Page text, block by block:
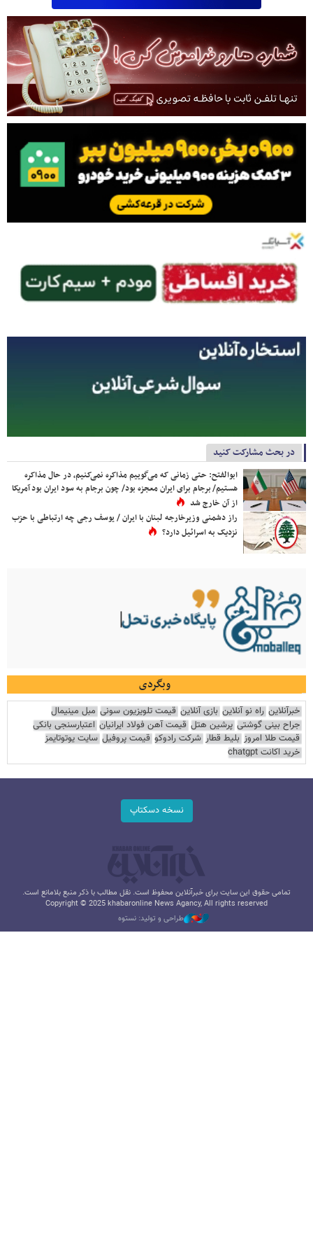
در بحث مشارکت کنید
ابوالفتح: حتی زمانی که می‌گوییم مذاکره نمی‌کنیم، در حال مذاکره
هستیم/ برجام برای ایران معجزه بود/ چون برجام به سود ایران بود آمریکا
از آن خارج شد
راز دشمنی وزیرخارجه لبنان با ایران / یوسف رجی چه ارتباطی با حزب
نزدیک به اسرائیل دارد؟
وبگردی
خبرآنلاین راه نو آنلاین بازی آنلاین قیمت تلویزیون سونی مبل مینیمال
جراح بینی گوشتی پرشین هتل قیمت آهن فولاد ایرانیان اعتبارسنجی بانکی
قیمت طلا امروز بلیط قطار شرکت رادوکو قیمت پروفیل سایت یوتوتایمز
خرید اکانت chatgpt
نسخه دسکتاپ
تمامی حقوق این سایت برای خبرآنلاین محفوظ است. نقل مطالب با ذکر منبع بلامانع است.
Copyright © 2025 khabaronline News Agancy, All rights reserved
طراحی و تولید: نستوه